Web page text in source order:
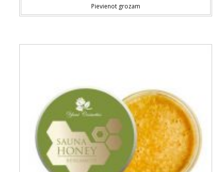
Pievienot grozam